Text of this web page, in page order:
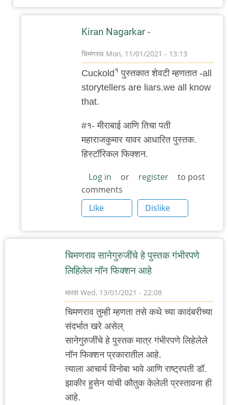
Kiran Nagarkar -
चिमणराव Mon, 11/01/2021 - 13:13
In
कुठेतरी
असा
एक
वाचला
by
घाटावरचे
Cuckold१ पुस्तकात शेवटी म्हणतात -all
storytellers are liars.we all know
that.
#१- मीराबाई आणि तिचा पती
महाराजकुमार यावर आधारित पुस्तक.
हिस्टॉरिकल फिक्शन.
Log in or register
to post
comments
Like
Dislike
चिमणराव सानेगुरुजींचे हे पुस्तक गंभीरपणे
लिहिलेल नॉन फिक्शन आहे
मारवा Wed, 13/01/2021 - 22:08
चिमणराव तुम्ही म्हणता तसे कथे च्या कादंबरीच्या
संदर्भात खरे असेल्
सानेगुरुजींचे हे पुस्तक मात्र गंभीरपणे लिहेलेले
नॉन फिक्शन प्रकारातील आहे.
त्याला आचार्य विनोबा भावे आणि राष्ट्रपती डॉ.
झाकीर हुसेन यांची कौतुक केलेली प्रस्तावना ही
आहे.